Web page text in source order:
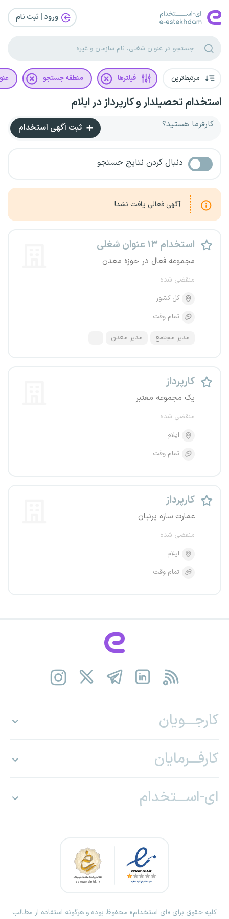
ورود | ثبت‌ نام
مرتبط‌ترین فیلترها منطقه جستجو
استخدام تحصیلدار و کارپرداز در ایلام
کارفرما هستید؟ ثبت آگهی استخدام
دنبال کردن نتایج جستجو
آگهی فعالی یافت نشد!
استخدام ۱۳ عنوان شغلی
مجموعه فعال در حوزه معدن
منقضی شده
کل کشور
تمام وقت
مدیر مجتمع مدیر معدن ...
کارپرداز
یک مجموعه معتبر
منقضی شده
ایلام
تمام وقت
کارپرداز
عمارت سازه پرنیان
منقضی شده
ایلام
تمام وقت
کارجـــویان
کارفـــرمایان
ای-اســـتخدام
کلیه حقوق برای «ای استخدام» محفوظ بوده و هرگونه استفاده از مطالب